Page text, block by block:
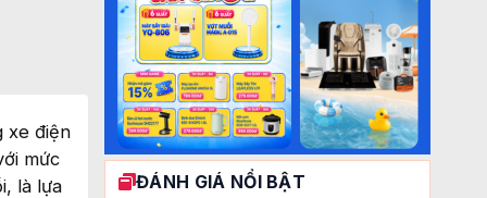
xe điện
mức
là lựa
ĐÁNH GIÁ NỔI BẬT